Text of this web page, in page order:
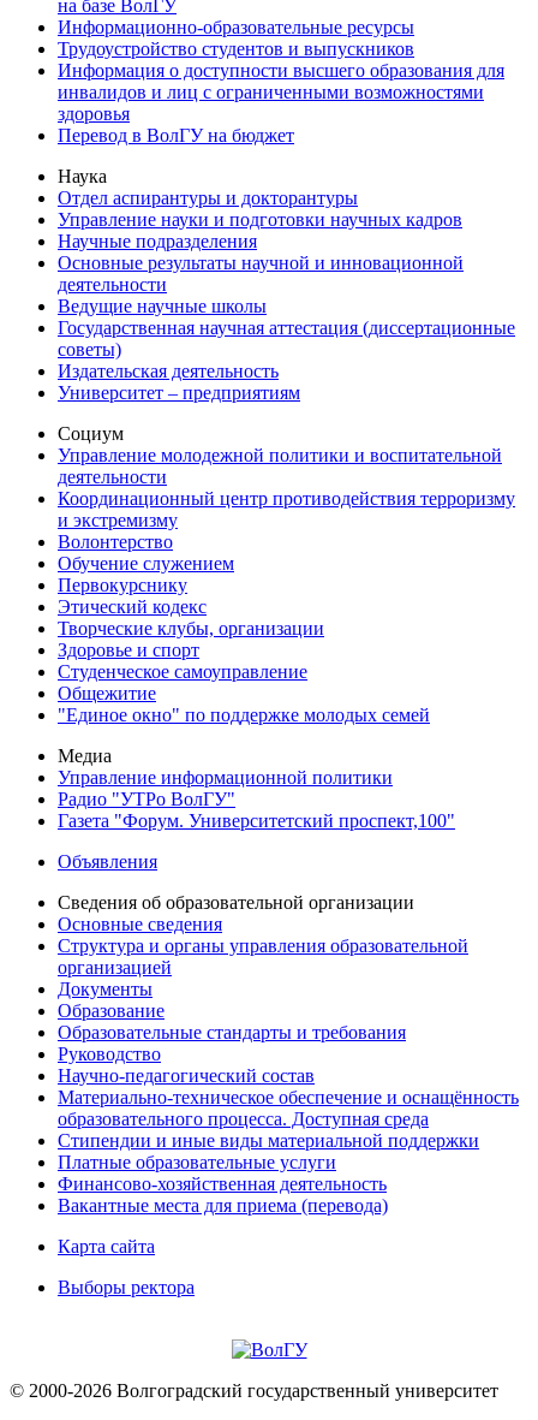
на базе ВолГУ
Информационно-образовательные ресурсы
Трудоустройство студентов и выпускников
Информация о доступности высшего образования для
инвалидов и лиц с ограниченными возможностями
здоровья
Перевод в ВолГУ на бюджет
Наука
Отдел аспирантуры и докторантуры
Управление науки и подготовки научных кадров
Научные подразделения
Основные результаты научной и инновационной
деятельности
Ведущие научные школы
Государственная научная аттестация (диссертационные
советы)
Издательская деятельность
Университет – предприятиям
Социум
Управление молодежной политики и воспитательной
деятельности
Координационный центр противодействия терроризму
и экстремизму
Волонтерство
Обучение служением
Первокурснику
Этический кодекс
Творческие клубы, организации
Здоровье и спорт
Студенческое самоуправление
Общежитие
"Единое окно" по поддержке молодых семей
Медиа
Управление информационной политики
Радио "УТРо ВолГУ"
Газета "Форум. Университетский проспект,100"
Объявления
Сведения об образовательной организации
Основные сведения
Структура и органы управления образовательной
организацией
Документы
Образование
Образовательные стандарты и требования
Руководство
Научно-педагогический состав
Материально-техническое обеспечение и оснащённость
образовательного процесса. Доступная среда
Стипендии и иные виды материальной поддержки
Платные образовательные услуги
Финансово-хозяйственная деятельность
Вакантные места для приема (перевода)
Карта сайта
Выборы ректора
© 2000-2026 Волгоградский государственный университет